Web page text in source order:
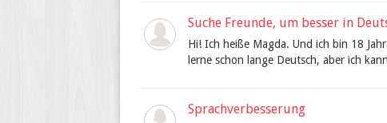
Suche Freunde, um besser in
Hi! Ich heiße Magda. Und ich bin 18
lerne schon lange Deutsch, aber ich
Sprachverbesserung